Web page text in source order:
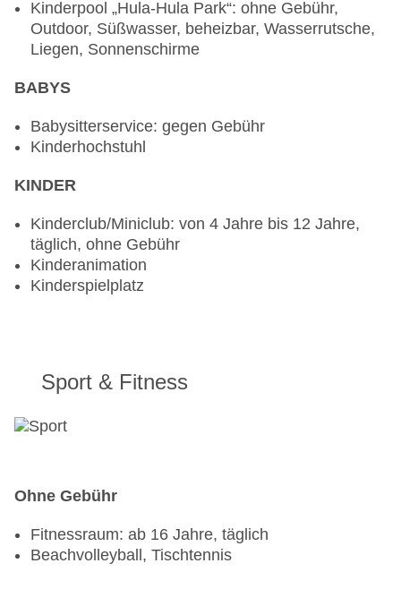
Kinderhochstuhl
Bars & mehr: 2
Lobbybar „Ukelele Bar“
Poolbar Outdoor „Tiki Bar“
Im Reisezeitraum 01.05. - 31.10.2026 und
01.11.2026 - 30.04.2027:
Bei Buchung der Verpflegungsart "gemäß
(P) erhalten die Gäste vor Ort im Hotel
zusätzliche Leistungen über All Inclusive
hinaus:
Kalte Snacks in der Lobby erhältlich, wenn
verfügbar
Kaffeespezialitäten
Kinderpool „Hula-Hula Park“: ohne Gebühr,
Outdoor, Süßwasser, beheizbar, Wasserrutsche,
Liegen, Sonnenschirme
BABYS
Babysitterservice: gegen Gebühr
Kinderhochstuhl
KINDER
Kinderclub/Miniclub: von 4 Jahre bis 12 Jahre,
täglich, ohne Gebühr
Kinderanimation
Kinderspielplatz
Sport & Fitness
Ohne Gebühr
Fitnessraum: ab 16 Jahre, täglich
Beachvolleyball, Tischtennis